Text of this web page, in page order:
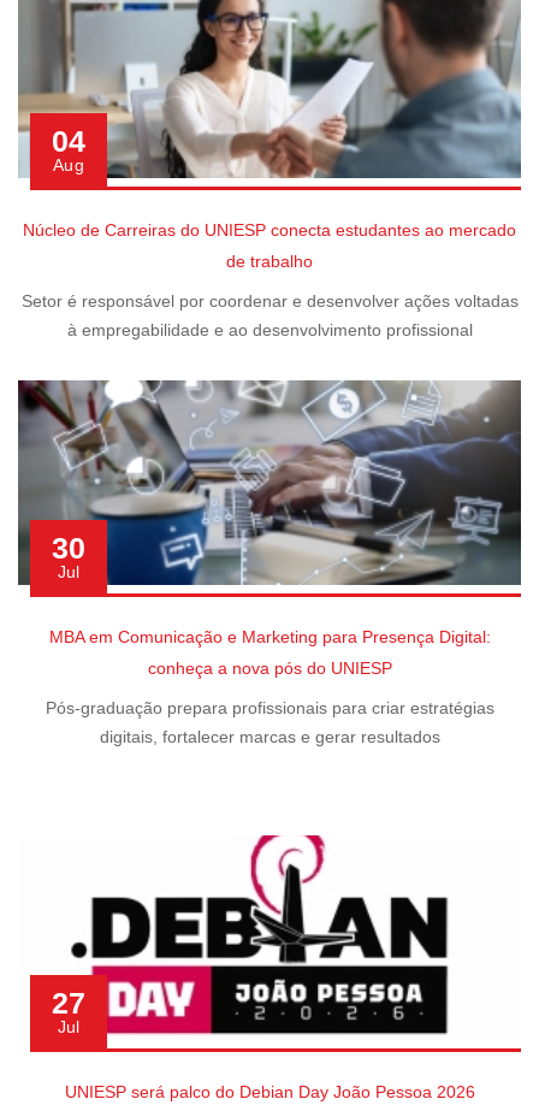
04
Aug
Núcleo de Carreiras do UNIESP conecta estudantes ao mercado
de trabalho
Setor é responsável por coordenar e desenvolver ações voltadas
à empregabilidade e ao desenvolvimento profissional
30
Jul
MBA em Comunicação e Marketing para Presença Digital:
conheça a nova pós do UNIESP
Pós-graduação prepara profissionais para criar estratégias
digitais, fortalecer marcas e gerar resultados
27
Jul
UNIESP será palco do Debian Day João Pessoa 2026